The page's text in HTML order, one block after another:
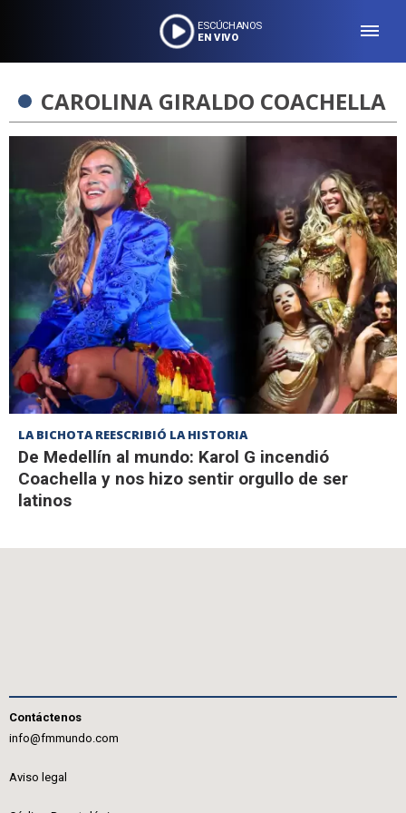
ESCÚCHANOS
EN VIVO
CAROLINA GIRALDO COACHELLA
LA BICHOTA REESCRIBIÓ LA HISTORIA
De Medellín al mundo: Karol G incendió
Coachella y nos hizo sentir orgullo de ser
latinos
Contáctenos
info@fmmundo.com
Aviso legal